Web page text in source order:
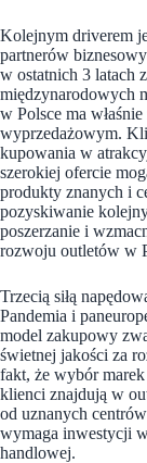
Kolejnym driverem
partnerów
w ostatnich 3 latach
międzynarodowych
w Polsce ma
wyprzedażowym.
kupowania w
szerokiej ofercie
produkty znanych i
pozyskiwanie
poszerzanie i
rozwoju outletów w
Trzecią siłą
Pandemia i
model zakupowy
świetnej jakości za
fakt, że wybór
klienci znajdują w
od uznanych
wymaga inwestycji
handlowej.